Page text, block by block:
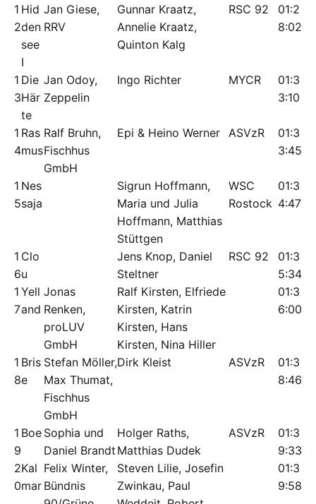
1
2
Hid
den
see
I
Jan Giese,
RRV
Gunnar Kraatz,
Annelie Kraatz,
Quinton Kalg
RSC 92
01:2
8:02
1
3
Die
Här
te
Jan Odoy,
Zeppelin
Ingo Richter MYCR
01:3
3:10
1
4
Ras
mus
Ralf Bruhn,
Fischhus
GmbH
Epi & Heino Werner ASVzR
01:3
3:45
1
5
Nes
saja
Sigrun Hoffmann,
Maria und Julia
Hoffmann, Matthias
Stüttgen
WSC
Rostock
01:3
4:47
1
6
Clo
u
Jens Knop, Daniel
Steltner
RSC 92
01:3
5:34
1
7
Yell
and
Jonas
Renken,
proLUV
GmbH
Ralf Kirsten, Elfriede
Kirsten, Katrin
Kirsten, Hans
Kirsten, Nina Hiller
01:3
6:00
1
8
Bris
e
Stefan Möller,
Max Thumat,
Fischhus
GmbH
Dirk Kleist ASVzR
01:3
8:46
1
9
Boe Sophia und
Daniel Brandt
Holger Raths,
Matthias Dudek
ASVzR
01:3
9:33
2
0
Kal
mar
Felix Winter,
Bündnis
Steven Lilie, Josefin
Zwinkau, Paul
01:3
9:58